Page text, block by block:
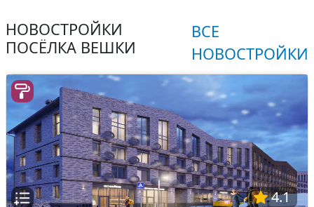
НОВОСТРОЙКИ
ПОСЁЛКА ВЕШКИ
ВСЕ
НОВОСТРОЙКИ
4.1